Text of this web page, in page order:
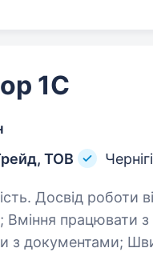
1C
ТОВ
роботи від 2 років.
набір тексту; Високий рівень